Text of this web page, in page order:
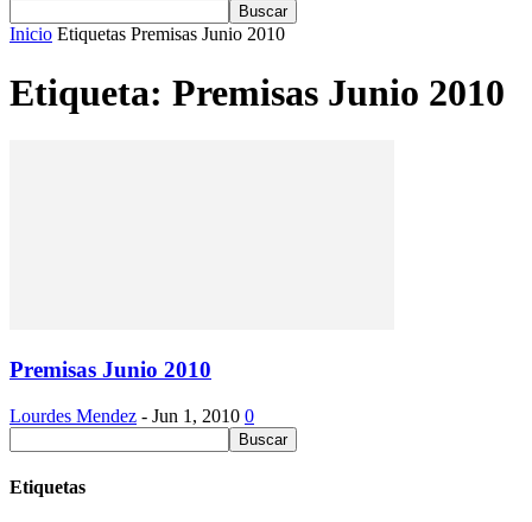
Inicio Etiquetas Premisas Junio 2010
Etiqueta: Premisas Junio 2010
Premisas Junio 2010
Lourdes Mendez - Jun 1, 2010 0
Etiquetas